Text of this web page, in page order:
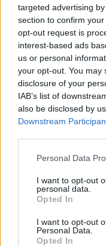
targeted advertising
section to confirm
opt-out request is
interest-based ads
us or personal
your opt-out. You may
disclosure of your
IAB’s list of
also be disclosed by
Downstream
Personal Data
I want to opt-out
personal data.
Opted In
I want to opt-out
Personal Data.
Opted In
Aktualijos
Pedagogų deficitas:
mokyklos ieško
išsigelbėjimo(6)